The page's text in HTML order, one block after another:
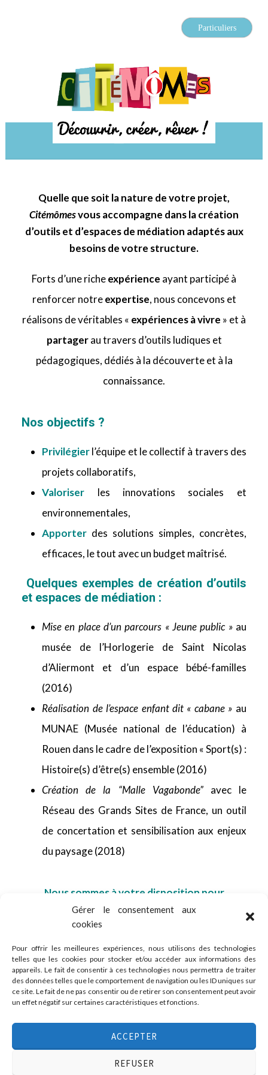
Gérer le consentement aux
cookies
Pour offrir les meilleures expériences, nous utilisons des technologies
telles que les cookies pour stocker et/ou accéder aux informations des
appareils. Le fait de consentir à ces technologies nous permettra de traiter
des données telles que le comportement de navigation ou les ID uniques sur
ce site. Le fait de ne pas consentir ou de retirer son consentement peut avoir
un effet négatif sur certaines caractéristiques et fonctions.
ACCEPTER
REFUSER
Particuliers
Citémômes
Découvrir, créer, rêver
Quelle que soit la nature de votre projet,
Citémômesvous accompagne dans la création
d’outils et d’espaces de médiation adaptés aux
besoins de votre structure.
Forts d’une richeexpérience ayant participé à
renforcer notreexpertise, nous concevons et
réalisons de véritables « expériences à vivre » et à
partagerau travers d’outils ludiques et
pédagogiques, dédiés à la découverte et à la
connaissance.
Nos objectifs ?
Privilégierl’équipe et le collectif à travers des
projets collaboratifs,
Valoriser les innovations sociales et
environnementales,
Apporter des solutions simples, concrètes,
efficaces, le tout avec un budget maîtrisé.
Quelques exemples de création d’outils
et espaces de médiation :
Mise en place d’un parcours « Jeune public »au
musée de l’Horlogerie de Saint Nicolas
d’Aliermont et d’un espace bébé-familles
(2016)
Réalisation de l’espace enfant dit « cabane » au
MUNAE (Musée national de l’éducation) à
Rouen dans le cadre de l’exposition « Sport(s) :
Histoire(s) d’être(s) ensemble (2016)
Création de la “Malle Vagabonde”avec le
Réseau des Grands Sites de France, un outil
de concertation et sensibilisation aux enjeux
du paysage (2018)
Nous sommes à votre disposition pour
échanger au sujet de votre projet !
💌 N’hésitez pas à nous contacter !
Association Citémômes